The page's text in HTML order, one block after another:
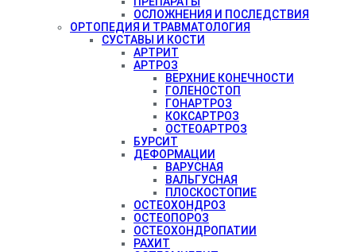
ОСЛОЖНЕНИЯ И ПОСЛЕДСТВИЯ
ОРТОПЕДИЯ И ТРАВМАТОЛОГИЯ
СУСТАВЫ И КОСТИ
АРТРИТ
АРТРОЗ
ВЕРХНИЕ КОНЕЧНОСТИ
ГОЛЕНОСТОП
ГОНАРТРОЗ
КОКСАРТРОЗ
ОСТЕОАРТРОЗ
БУРСИТ
ДЕФОРМАЦИИ
ВАРУСНАЯ
ВАЛЬГУСНАЯ
ПЛОСКОСТОПИЕ
ОСТЕОХОНДРОЗ
ОСТЕОПОРОЗ
ОСТЕОХОНДРОПАТИИ
РАХИТ